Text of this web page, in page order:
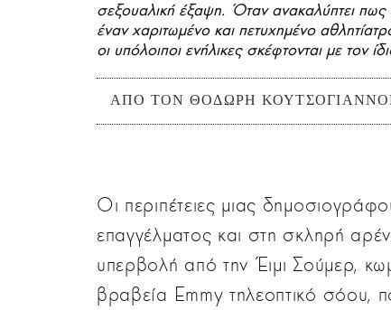
σεξουαλική έξαψη. Όταν ανακαλύπτει πως
έναν χαριτωμένο και πετυχημένο
οι υπόλοιποι ενήλικες σκέφτονται με τον
ΑΠΟ ΤΟΝ ΘΟΔΩΡΗ
Οι περιπέτειες μιας
επαγγέλματος και στη σκληρή
υπερβολή από την Έιμι Σούμερ,
βραβεία Emmy τηλεοπτικό σόου,